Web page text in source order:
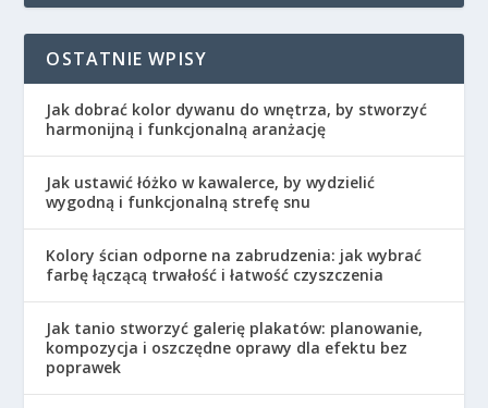
OSTATNIE WPISY
Jak dobrać kolor dywanu do wnętrza, by stworzyć
harmonijną i funkcjonalną aranżację
Jak ustawić łóżko w kawalerce, by wydzielić
wygodną i funkcjonalną strefę snu
Kolory ścian odporne na zabrudzenia: jak wybrać
farbę łączącą trwałość i łatwość czyszczenia
Jak tanio stworzyć galerię plakatów: planowanie,
kompozycja i oszczędne oprawy dla efektu bez
poprawek